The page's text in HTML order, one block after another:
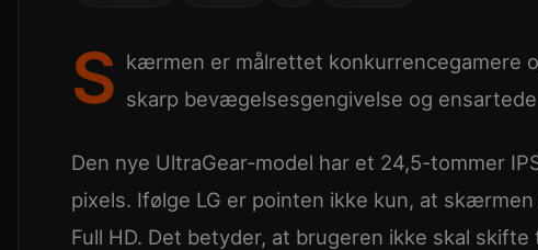
S kærmen er målrettet konkurrencegamere
skarp bevægelsesgengivelse og
Den nye UltraGear-model har et 24,5-tommer
pixels. Ifølge LG er pointen ikke kun, at
Full HD. Det betyder, at brugeren ikke skal